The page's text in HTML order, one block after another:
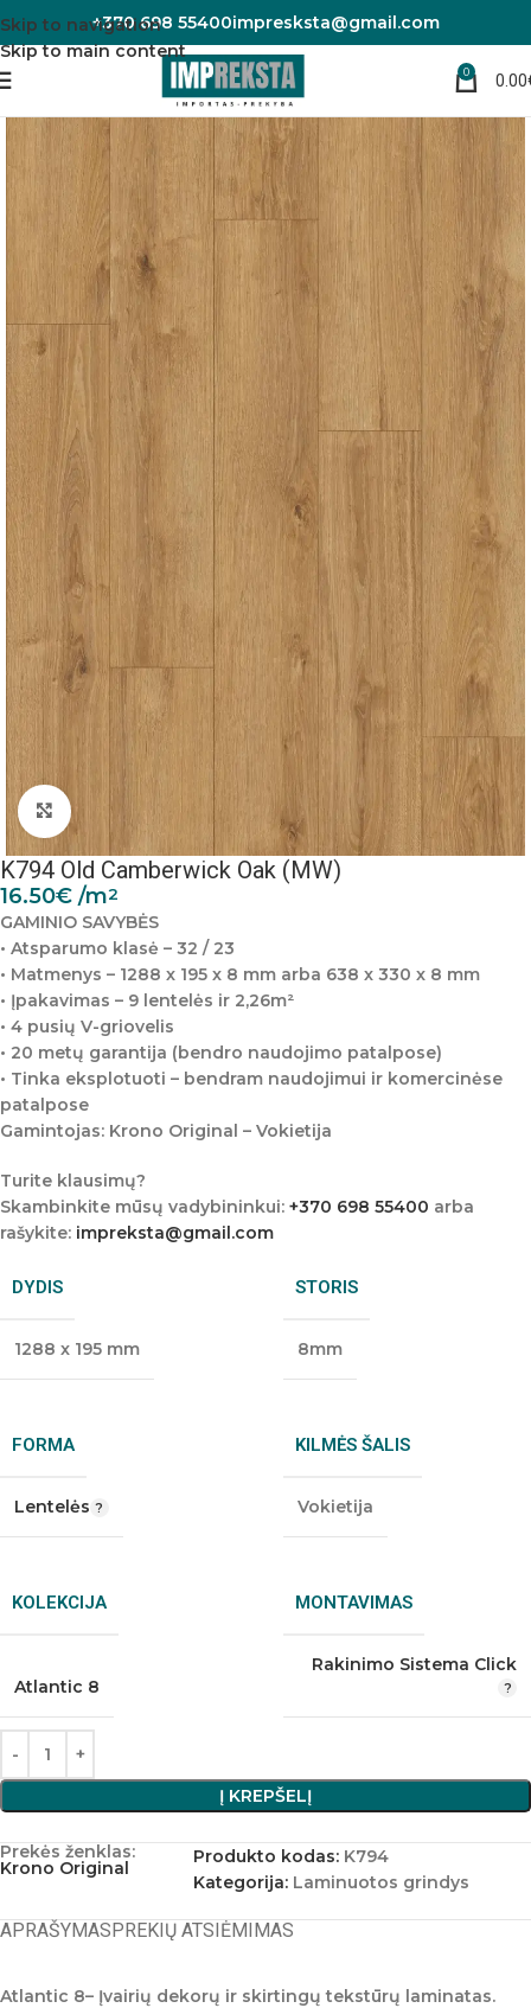
Skip to navigation
Skip to main content
+370 698 55400impresksta@gmail.com
0 0.00
Pradžia Laminuotos grindys
Padidinti nuotrauką
K794 Old Camberwick Oak (MW)
16.50€ /m2
GAMINIO SAVYBĖS
• Atsparumo klasė – 32 / 23
• Matmenys – 1288 x 195 x 8 mm arba 638 x 330 x 8 mm
• Įpakavimas – 9 lentelės ir 2,26m²
• 4 pusių V-griovelis
• 20 metų garantija (bendro naudojimo patalpose)
• Tinka eksplotuoti – bendram naudojimui ir komercinėse
patalpose
Gamintojas: Krono Original – Vokietija
Turite klausimų?
Skambinkite mūsų vadybininkui: +370 698 55400 arba
rašykite: impreksta@gmail.com
DYDIS
1288 x 195 mm
STORIS
8mm
FORMA
Lentelės
KILMĖS ŠALIS
Vokietija
KOLEKCIJA
Atlantic 8
MONTAVIMAS
Rakinimo Sistema Click
Į KREPŠELĮ
Prekės ženklas:
Krono Original
Produkto kodas: K794
Kategorija: Laminuotos grindys
APRAŠYMASPREKIŲ ATSIĖMIMAS
Atlantic 8– Įvairių dekorų ir skirtingų tekstūrų laminatas.